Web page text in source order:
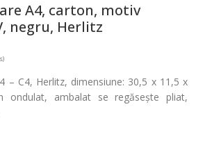
A4, carton, motiv
negru, Herlitz
– C4, Herlitz, dimensiune: 30,5 x 11,5 x
ondulat, ambalat se regăsește pliat,